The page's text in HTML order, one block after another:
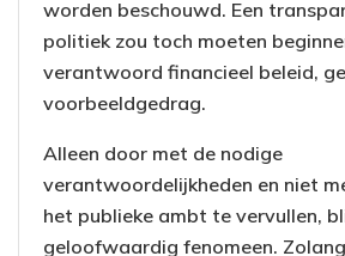
worden beschouwd. Een
politiek zou toch moeten
verantwoord financieel beleid,
voorbeeldgedrag.
Alleen door met de nodige
verantwoordelijkheden en niet
het publieke ambt te vervullen,
geloofwaardig fenomeen.